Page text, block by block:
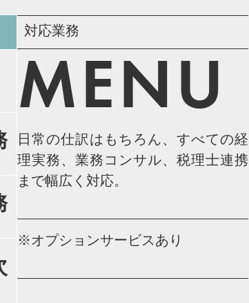
対応業務
MENU
日常の仕訳はもちろん、すべての経
理実務、業務コンサル、税理士連携
まで幅広く対応。
※オプションサービスあり